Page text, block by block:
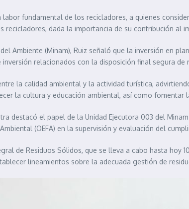
fundamental de los recicladores, a quienes
recicladores, dada la importancia de su contribución al
Ambiente (Minam), Ruiz señaló que la inversión en
relacionados con la disposición final segura
la calidad ambiental y la actividad turística,
la cultura y educación ambiental, así como fomentar
destacó el papel de la Unidad Ejecutora 003 del
(OEFA) en la supervisión y evaluación del
de Residuos Sólidos, que se lleva a cabo hasta
lineamientos sobre la adecuada gestión de